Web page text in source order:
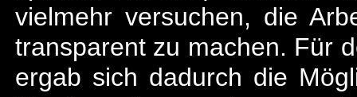
vielmehr versuchen, die
transparent zu machen. Für
ergab sich dadurch die